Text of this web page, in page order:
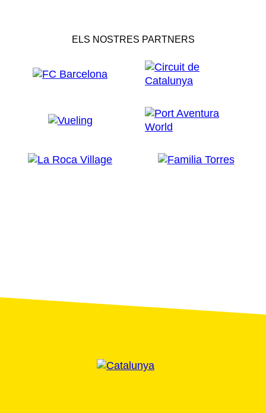
ELS NOSTRES PARTNERS